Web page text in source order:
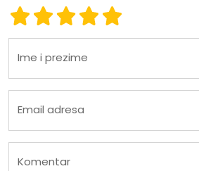
Ocena 5
Ocena 4
Ocena 3
Ocena 2
Ocena 1
Ime i prezime
Email adresa
Komentar